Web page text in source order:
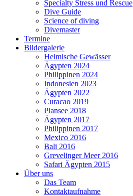
Specialty Stress und Rescue
Dive Guide
Science of diving
Divemaster
Termine
Bildergalerie
Heimische Gewässer
Ägypten 2024
Philippinen 2024
Indonesien 2023
Ägypten 2022
Curacao 2019
Plansee 2018
Ägypten 2017
Philippinen 2017
Mexico 2016
Bali 2016
Grevelinger Meer 2016
Safari Ägypten 2015
Über uns
Das Team
Kontaktaufnahme